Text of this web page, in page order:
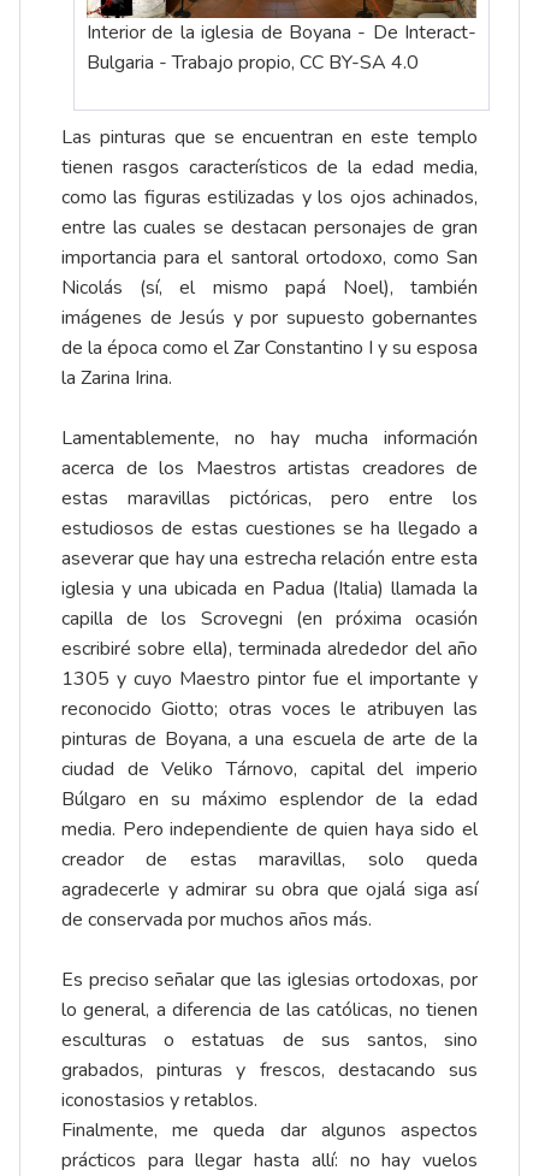
Interior de la iglesia de Boyana - De Interact-
Bulgaria - Trabajo propio, CC BY-SA 4.0
Las pinturas que se encuentran en este templo
tienen rasgos característicos de la edad media,
como las figuras estilizadas y los ojos achinados,
entre las cuales se destacan personajes de gran
importancia para el santoral ortodoxo, como San
Nicolás (sí, el mismo papá Noel), también
imágenes de Jesús y por supuesto gobernantes
de la época como el Zar Constantino I y su esposa
la Zarina Irina.
Lamentablemente, no hay mucha información
acerca de los Maestros artistas creadores de
estas maravillas pictóricas, pero entre los
estudiosos de estas cuestiones se ha llegado a
aseverar que hay una estrecha relación entre esta
iglesia y una ubicada en Padua (Italia) llamada la
capilla de los Scrovegni (en próxima ocasión
escribiré sobre ella), terminada alrededor del año
1305 y cuyo Maestro pintor fue el importante y
reconocido Giotto; otras voces le atribuyen las
pinturas de Boyana, a una escuela de arte de la
ciudad de Veliko Tárnovo, capital del imperio
Búlgaro en su máximo esplendor de la edad
media. Pero independiente de quien haya sido el
creador de estas maravillas, solo queda
agradecerle y admirar su obra que ojalá siga así
de conservada por muchos años más.
Es preciso señalar que las iglesias ortodoxas, por
lo general, a diferencia de las católicas, no tienen
esculturas o estatuas de sus santos, sino
grabados, pinturas y frescos, destacando sus
iconostasios y retablos.
Finalmente, me queda dar algunos aspectos
prácticos para llegar hasta allí: no hay vuelos